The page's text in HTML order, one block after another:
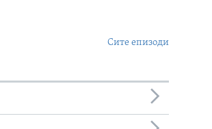
Сите епизоди